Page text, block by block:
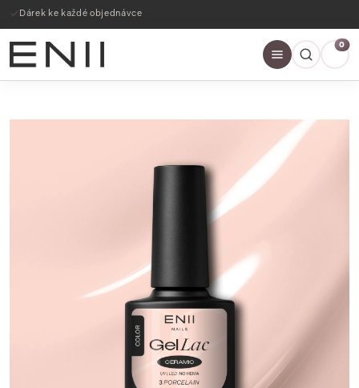
Dárek ke každé objednávce
0